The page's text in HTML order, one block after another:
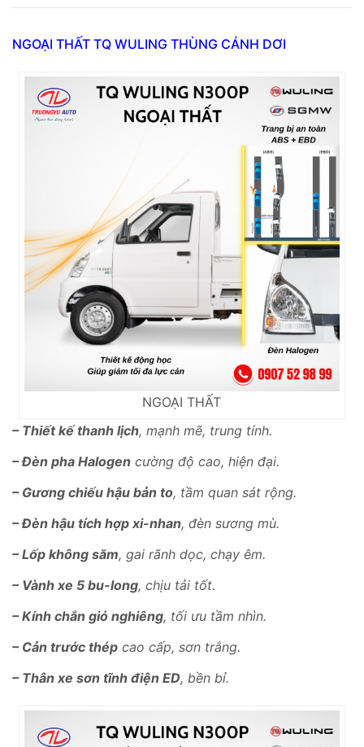
NGOẠI THẤT TQ WULING THÙNG CÁNH DƠI
NGOẠI THẤT
– Thiết kế thanh lịch, mạnh mẽ, trung tính.
– Đèn pha Halogen cường độ cao, hiện đại.
– Gương chiếu hậu bản to, tầm quan sát rộng.
– Đèn hậu tích hợp xi-nhan, đèn sương mù.
– Lốp không săm, gai rãnh dọc, chạy êm.
– Vành xe 5 bu-long, chịu tải tốt.
– Kính chắn gió nghiêng, tối ưu tầm nhìn.
– Cản trước thép cao cấp, sơn trắng.
– Thân xe sơn tĩnh điện ED, bền bỉ.